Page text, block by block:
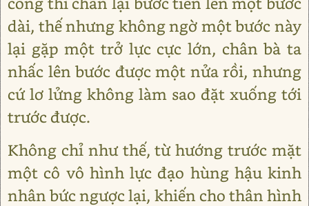
dài, thế nhưng không ngờ một bước này
lại gặp một trở lực cực lớn, chân bà ta
nhấc lên bước được một nửa rồi, nhưng
cứ lơ lửng không làm sao đặt xuống tới
trước được.
Không chỉ như thế, từ hướng trước mặt
một cô vô hình lực đạo hùng hậu kinh
nhân bức ngược lại, khiến cho thân hình